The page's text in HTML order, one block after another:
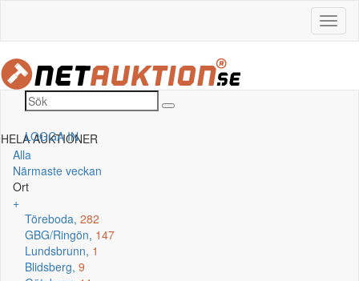
LOGGA IN
HELA AUKTIONER
Alla
Närmaste veckan
Ort
+
Töreboda, 282
GBG/Ringön, 147
Lundsbrunn, 1
Blidsberg, 9